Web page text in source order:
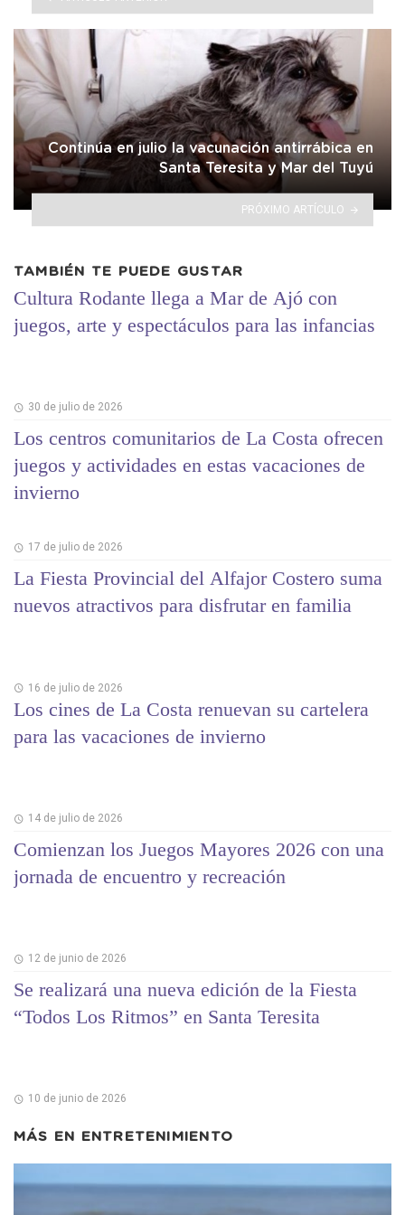
Continúa en julio la vacunación antirrábica en
Santa Teresita y Mar del Tuyú
PRÓXIMO ARTÍCULO
TAMBIÉN TE PUEDE GUSTAR
Cultura Rodante llega a Mar de Ajó con
juegos, arte y espectáculos para las infancias
30 de julio de 2026
Los centros comunitarios de La Costa ofrecen
juegos y actividades en estas vacaciones de
invierno
17 de julio de 2026
La Fiesta Provincial del Alfajor Costero suma
nuevos atractivos para disfrutar en familia
16 de julio de 2026
Los cines de La Costa renuevan su cartelera
para las vacaciones de invierno
14 de julio de 2026
Comienzan los Juegos Mayores 2026 con una
jornada de encuentro y recreación
12 de junio de 2026
Se realizará una nueva edición de la Fiesta
“Todos Los Ritmos” en Santa Teresita
10 de junio de 2026
MÁS EN ENTRETENIMIENTO